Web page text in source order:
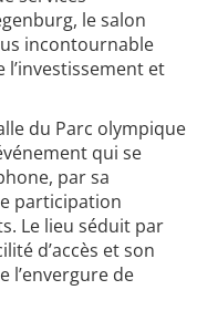
le salon
incontournable
l’investissement et
du Parc olympique
qui se
par sa
participation
Le lieu séduit par
d’accès et son
l’envergure de